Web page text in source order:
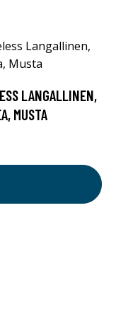
LANGALLINEN,
MUSTA